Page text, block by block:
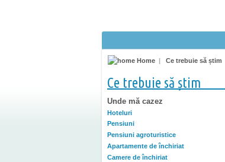
Home | Ce trebuie să știm
Ce trebuie să știm
Unde mă cazez
Hoteluri
Pensiuni
Pensiuni agroturistice
Apartamente de închiriat
Camere de închiriat